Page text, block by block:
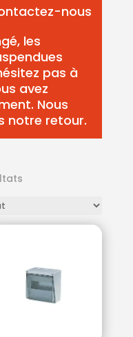
nous
les
pas à
avez
Nous
notre retour.